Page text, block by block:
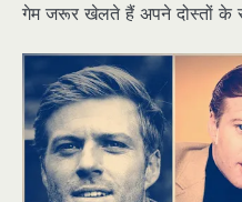
गेम जरूर खेलते हैं अपने दोस्तों